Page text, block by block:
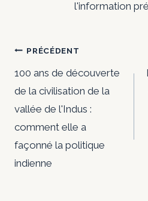
l'information
Navigation
de
l’article
PRÉCÉDENT
100 ans de découverte
de la civilisation de la
vallée de l'Indus :
comment elle a
façonné la politique
indienne